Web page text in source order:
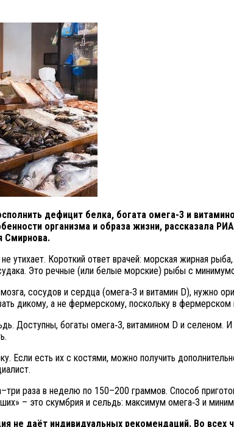
дефицит белка, богата омега-3 и
организма и образа жизни, рассказала
Смирнова.
утихает. Короткий ответ врачей: морская жирная
Это речные (или белые морские) рыбы с
сосудов и сердца (омега‑3 и витамин D), нужно
дикому, а не фермерскому, поскольку в фермерском
Доступны, богаты омега‑3, витамином D и селеном. И
есть их с костями, можно получить
раза в неделю по 150–200 граммов. Способ
– это скумбрия и сельдь: максимум омега‑3 и
не даёт индивидуальных рекомендаций. Во